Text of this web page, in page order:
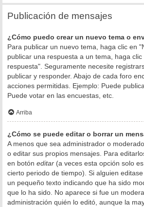
Publicación de mensajes
¿Cómo puedo crear un nuevo tema o
Para publicar un nuevo tema, haga clic en
publicar una respuesta a un tema, haga clic
respuesta". Seguramente necesite
publicar y responder. Abajo de cada foro
acciones permitidas. Ejemplo: Puede
Puede votar en las encuestas, etc.
Arriba
¿Cómo se puede editar o borrar un
A menos que sea administrador o
o editar sus propios mensajes. Para
en botón editar (a veces esta opción solo
cierto periodo de tiempo). Si alguien
un pequeño texto indicando que ha sido
que lo ha sido. No aparece si fue un
administración quién lo editó, aunque la